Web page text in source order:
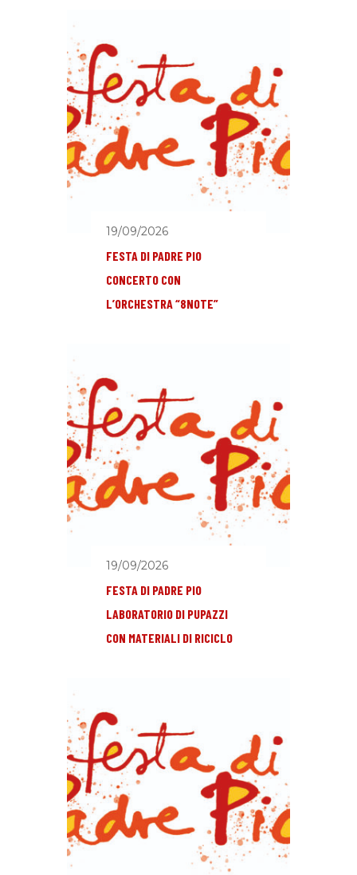
19/09/2026
FESTA DI PADRE PIO
CONCERTO CON
L’ORCHESTRA “8NOTE”
19/09/2026
FESTA DI PADRE PIO
LABORATORIO DI PUPAZZI
CON MATERIALI DI RICICLO